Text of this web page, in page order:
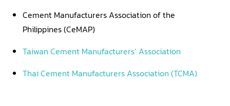
Cement Manufacturers Association of the
Philippines (CeMAP)
Taiwan Cement Manufacturers’ Association
Thai Cement Manufacturers Association (TCMA)